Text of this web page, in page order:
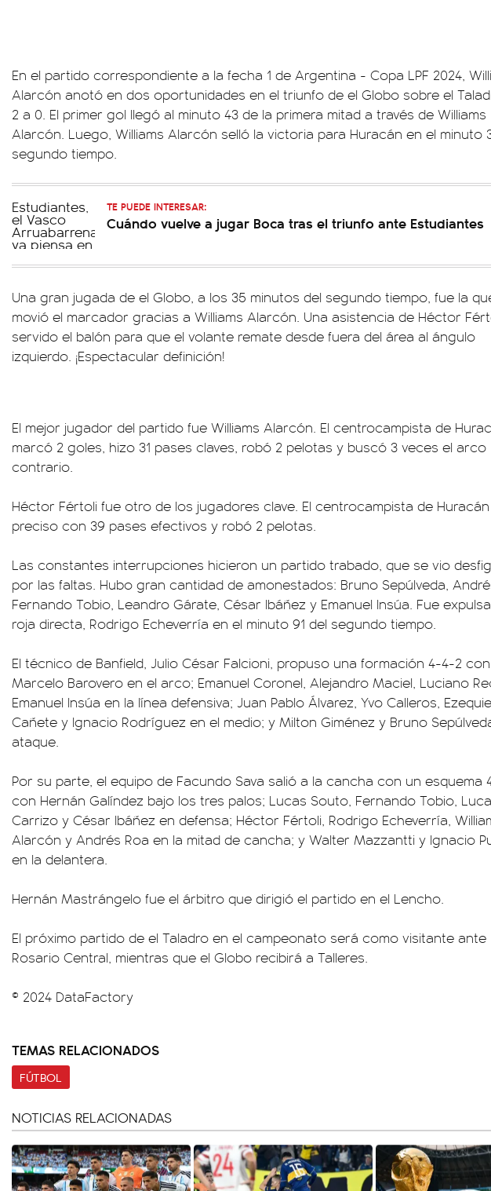
En el partido correspondiente a la fecha 1 de Argentina - Copa LPF 2024,
Alarcón anotó en dos oportunidades en el triunfo de el Globo sobre el
2 a 0. El primer gol llegó al minuto 43 de la primera mitad a través de Williams
Alarcón. Luego, Williams Alarcón selló la victoria para Huracán en el minuto
segundo tiempo.
TE PUEDE INTERESAR:
Cuándo vuelve a jugar Boca tras el triunfo ante Estudiantes
Una gran jugada de el Globo, a los 35 minutos del segundo tiempo, fue la
movió el marcador gracias a Williams Alarcón. Una asistencia de Héctor
servido el balón para que el volante remate desde fuera del área al ángulo
izquierdo. ¡Espectacular definición!
El mejor jugador del partido fue Williams Alarcón. El centrocampista de
marcó 2 goles, hizo 31 pases claves, robó 2 pelotas y buscó 3 veces el arco
contrario.
Héctor Fértoli fue otro de los jugadores clave. El centrocampista de
preciso con 39 pases efectivos y robó 2 pelotas.
Las constantes interrupciones hicieron un partido trabado, que se vio
por las faltas. Hubo gran cantidad de amonestados: Bruno Sepúlveda,
Fernando Tobio, Leandro Gárate, César Ibáñez y Emanuel Insúa. Fue
roja directa, Rodrigo Echeverría en el minuto 91 del segundo tiempo.
El técnico de Banfield, Julio César Falcioni, propuso una formación 4-4-2 con
Marcelo Barovero en el arco; Emanuel Coronel, Alejandro Maciel, Luciano
Emanuel Insúa en la línea defensiva; Juan Pablo Álvarez, Yvo Calleros,
Cañete y Ignacio Rodríguez en el medio; y Milton Giménez y Bruno
ataque.
Por su parte, el equipo de Facundo Sava salió a la cancha con un esquema
con Hernán Galíndez bajo los tres palos; Lucas Souto, Fernando Tobio,
Carrizo y César Ibáñez en defensa; Héctor Fértoli, Rodrigo Echeverría,
Alarcón y Andrés Roa en la mitad de cancha; y Walter Mazzantti y Ignacio
en la delantera.
Hernán Mastrángelo fue el árbitro que dirigió el partido en el Lencho.
El próximo partido de el Taladro en el campeonato será como visitante ante
Rosario Central, mientras que el Globo recibirá a Talleres.
© 2024 DataFactory
TEMAS RELACIONADOS
FÚTBOL
NOTICIAS RELACIONADAS